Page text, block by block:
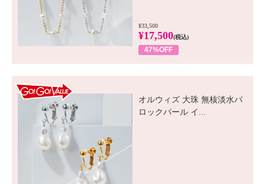
¥33,500
¥17,500(税込)
47%OFF
オルウィズ 大珠 無核淡水バ
ロックパール イ...